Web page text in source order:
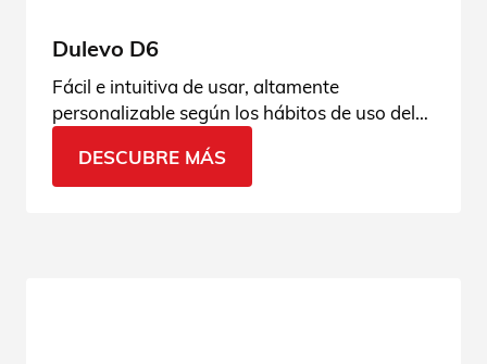
Dulevo D6
Fácil e intuitiva de usar, altamente
personalizable según los hábitos de uso del
continua.
DESCUBRE MÁS